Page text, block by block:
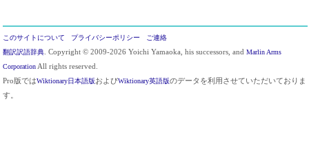
このサイトについて プライバシーポリシー
ご連絡
翻訳訳語辞典 . Copyright © 2009-2026 Yoichi Yamaoka, his successors, and Marlin Arms
Corporation All rights reserved.
Pro版ではWiktionary日本語版およびWiktionary英語版のデータを利用させていただいておりま
す。